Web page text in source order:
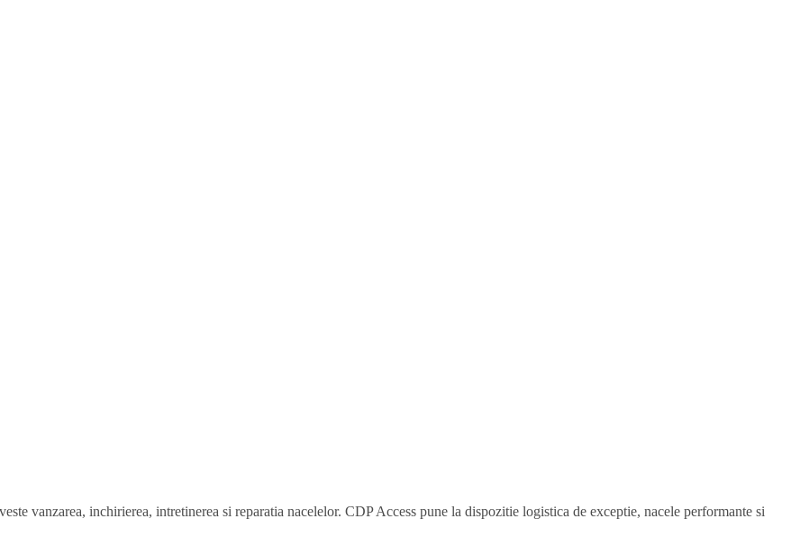
vanzarea, inchirierea, intretinerea si reparatia nacelelor. CDP Access pune la dispozitie logistica de exceptie, nacele performante si